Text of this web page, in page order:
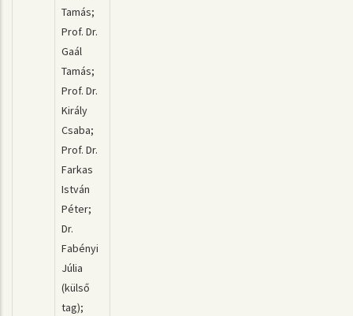
Tamás;
Prof. Dr.
Gaál
Tamás;
Prof. Dr.
Király
Csaba;
Prof. Dr.
Farkas
István
Péter;
Dr.
Fabényi
Júlia
(külső
tag);